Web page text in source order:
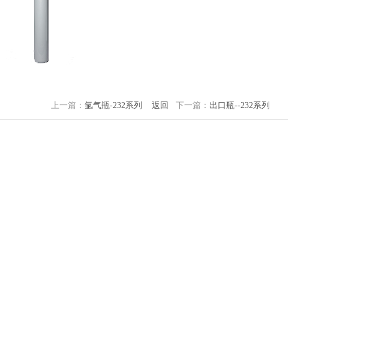
上一篇： 氩气瓶-232系列 返回 下一篇： 出口瓶--232系列